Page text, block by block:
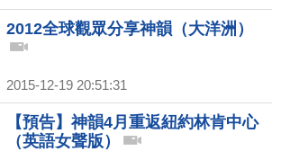
2012全球觀眾分享神韻（大洋洲）
2015-12-19 20:51:31
【預告】神韻4月重返紐約林肯中心
（英語女聲版）